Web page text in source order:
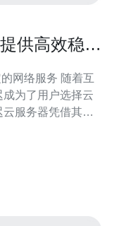
供高效稳定
服务 随着互
为了用户选择云
服务器凭借其高
施和通信技术。